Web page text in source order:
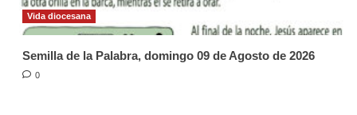
Vida diocesana
Semilla de la Palabra, domingo 09 de Agosto de 2026
0